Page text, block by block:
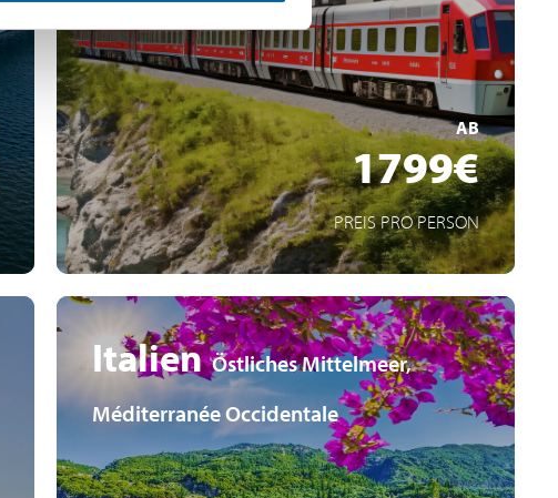
AB
1799€
PREIS PRO PERSON
Reise mit dem „Glacier Express“
Die Insel Mainau, ein wahres Paradies für Blumen und
Pflanzen
Kreuzfahrt durch das Herz der Schweiz
MEHR ERFAHREN
Italien Östliches Mittelmeer,
Méditerranée Occidentale